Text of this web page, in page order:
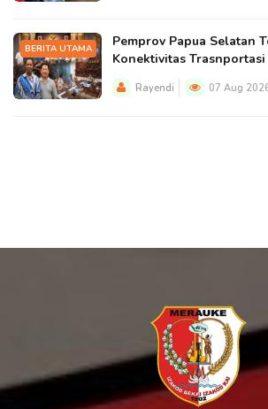
BERITA UTAMA
Pemprov Papua Selatan
Konektivitas Trasnportasi
Rayendi 07 Aug